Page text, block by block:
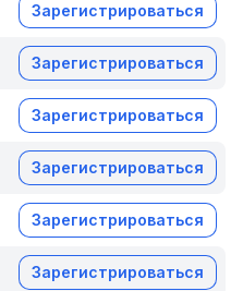
Зарегистрироваться
Зарегистрироваться
Зарегистрироваться
Зарегистрироваться
Зарегистрироваться
Зарегистрироваться